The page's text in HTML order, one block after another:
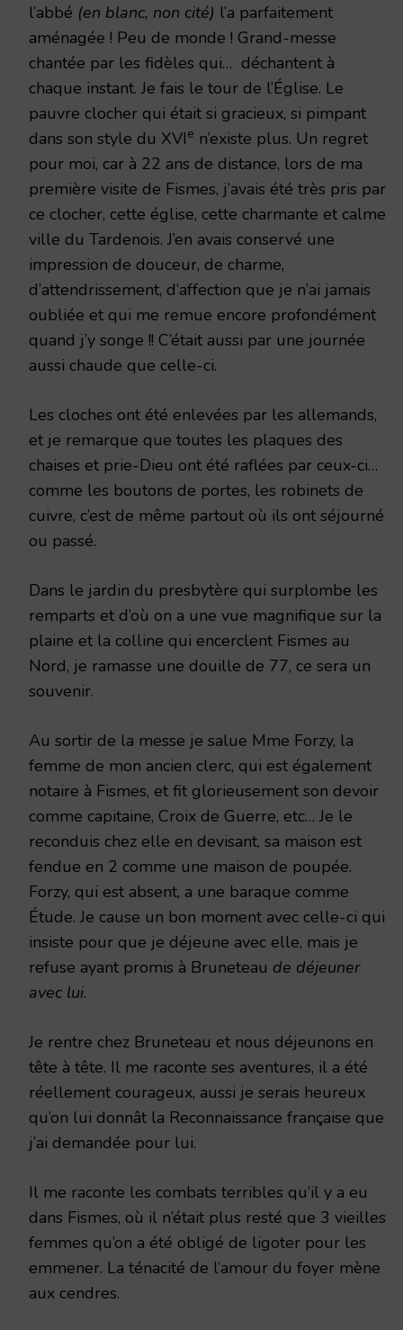
l’abbé (en blanc, non cité) l’a parfaitement
aménagée ! Peu de monde ! Grand-messe
chantée par les fidèles qui… déchantent à
chaque instant. Je fais le tour de l’Église. Le
pauvre clocher qui était si gracieux, si pimpant
dans son style du XVIe n’existe plus. Un regret
pour moi, car à 22 ans de distance, lors de ma
première visite de Fismes, j’avais été très pris par
ce clocher, cette église, cette charmante et calme
ville du Tardenois. J’en avais conservé une
impression de douceur, de charme,
d’attendrissement, d’affection que je n’ai jamais
oubliée et qui me remue encore profondément
quand j’y songe !! C’était aussi par une journée
aussi chaude que celle-ci.
Les cloches ont été enlevées par les allemands,
et je remarque que toutes les plaques des
chaises et prie-Dieu ont été raflées par ceux-ci…
comme les boutons de portes, les robinets de
cuivre, c’est de même partout où ils ont séjourné
ou passé.
Dans le jardin du presbytère qui surplombe les
remparts et d’où on a une vue magnifique sur la
plaine et la colline qui encerclent Fismes au
Nord, je ramasse une douille de 77, ce sera un
souvenir.
Au sortir de la messe je salue Mme Forzy, la
femme de mon ancien clerc, qui est également
notaire à Fismes, et fit glorieusement son devoir
comme capitaine, Croix de Guerre, etc… Je le
reconduis chez elle en devisant, sa maison est
fendue en 2 comme une maison de poupée.
Forzy, qui est absent, a une baraque comme
Étude. Je cause un bon moment avec celle-ci qui
insiste pour que je déjeune avec elle, mais je
refuse ayant promis à Bruneteau de déjeuner
avec lui.
Je rentre chez Bruneteau et nous déjeunons en
tête à tête. Il me raconte ses aventures, il a été
réellement courageux, aussi je serais heureux
qu’on lui donnât la Reconnaissance française que
j’ai demandée pour lui.
Il me raconte les combats terribles qu’il y a eu
dans Fismes, où il n’était plus resté que 3 vieilles
femmes qu’on a été obligé de ligoter pour les
emmener. La ténacité de l’amour du foyer mène
aux cendres.